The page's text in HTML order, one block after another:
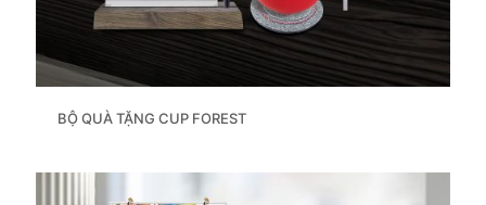
BỘ QUÀ TẶNG CUP FOREST